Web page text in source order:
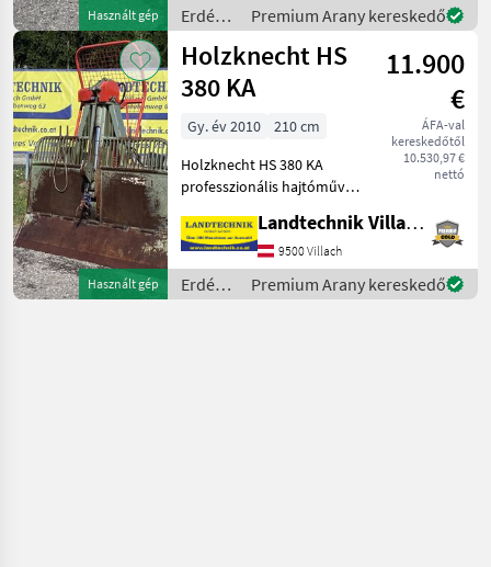
Használt gép
vonóhoroggal,
lemezszélesség:
Erdészeti
és
faipari
gépek /
Tajfun
Premium Arany kereskedő
Használt gép
Holzknecht HS
380 KA
11.900
€
ÁFA-val
kereskedőtől
10.530,97 €
nettó
Gy. év 2010
210 cm
Holzknecht HS 380 KA
professzionális hajtóműves
hidraulikus. 210 cm-es
összecsukható lapát, a
kötélbevezető görgő
hidraulikus kötéltorony seg
Landtechnik Villach GmbH
9500 Villach
Erdészeti
és
Premium Arany kereskedő